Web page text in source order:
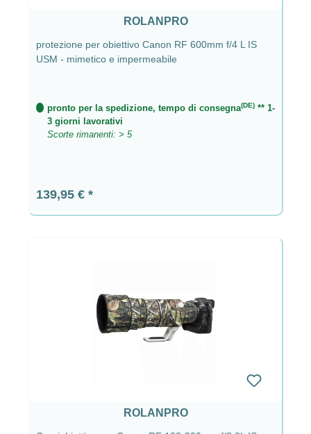
ROLANPRO
protezione per obiettivo Canon RF 600mm f/4 L IS
USM - mimetico e impermeabile
pronto per la spedizione, tempo di consegna(DE)** 1-
3 giorni lavorativi
Scorte rimanenti: > 5
Prezzo normale:
139,95 €
ROLANPRO